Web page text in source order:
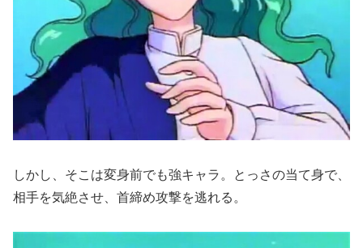
しかし、そこは変身前でも強キャラ。とっさの当て身で、
相手を気絶させ、首締め攻撃を逃れる。